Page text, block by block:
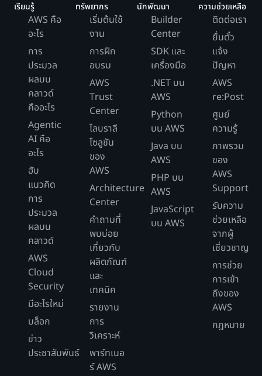
เรียนรู้
AWS คือ
อะไร
การ
ประมวล
ผลบน
คลาวด์
คืออะไร
Agentic
AI คือ
อะไร
ฮับ
แนวคิด
การ
ประมวล
ผลบน
คลาวด์
AWS
Cloud
Security
มีอะไรใหม่
บล็อก
ข่าว
ประชาสัมพันธ์
ทรัพยากร
เริ่มต้นใช้
งาน
การฝึก
อบรม
AWS
Trust
Center
ไลบราลี
โซลูชัน
ของ
AWS
Architecture
Center
คำถามที่
พบบ่อย
เกี่ยวกับ
ผลิตภัณฑ์
และ
เทคนิค
รายงาน
การ
วิเคราะห์
พาร์ทเนอ
ร์ AWS
นักพัฒนา
Builder
Center
SDK และ
เครื่องมือ
.NET บน
AWS
Python
บน AWS
Java บน
AWS
PHP บน
AWS
JavaScript
บน AWS
ความช่วยเหลือ
ติดต่อเรา
ยื่นตั๋ว
แจ้ง
ปัญหา
AWS
re:Post
ศูนย์
ความรู้
ภาพรวม
ของ
AWS
Support
รับความ
ช่วยเหลือ
จากผู้
เชี่ยวชาญ
การช่วย
การเข้า
ถึงของ
AWS
กฎหมาย